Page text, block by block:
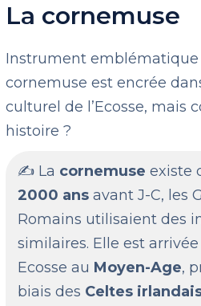
La cornemuse
Instrument emblématique
cornemuse est encrée
culturel de l’Ecosse, mais
histoire ?
✍️ La cornemuse existe
2000 ans avant J-C, les
Romains utilisaient des
similaires. Elle est
Ecosse au Moyen-Age,
biais des Celtes